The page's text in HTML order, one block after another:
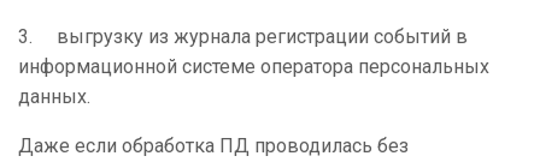
3. выгрузку из журнала регистрации событий в
информационной системе оператора персональных
данных.
Даже если обработка ПД проводилась без